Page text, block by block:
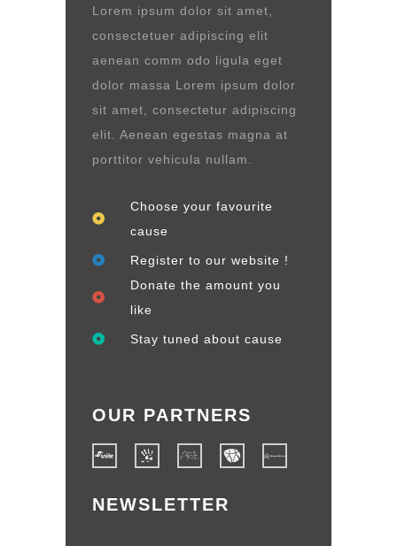
Lorem ipsum dolor sit amet,
consectetuer adipiscing elit
aenean comm odo ligula eget
dolor massa Lorem ipsum dolor
sit amet, consectetur adipiscing
elit. Aenean egestas magna at
porttitor vehicula nullam.
Choose your favourite
cause
Register to our website !
Donate the amount you
like
Stay tuned about cause
OUR PARTNERS
NEWSLETTER